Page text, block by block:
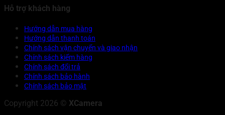
Hỗ trợ khách hàng
Hướng dẫn mua hàng
Hướng dẫn thanh toán
Chính sách vận chuyển và giao nhận
Chính sách kiểm hàng
Chính sách đổi trả
Chính sách bảo hành
Chính sách bảo mật
Copyright 2026 © XCamera